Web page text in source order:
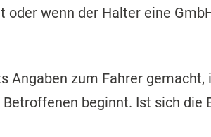
wenn der Halter eine
Angaben zum Fahrer gemacht,
beginnt. Ist sich die